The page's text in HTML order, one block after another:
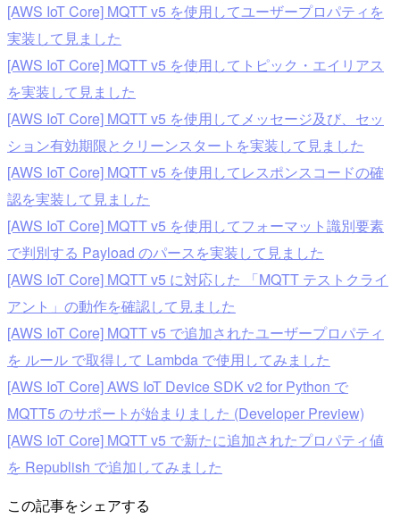
[AWS IoT Core] MQTT v5 を使用してユーザープロパティを
実装して見ました
[AWS IoT Core] MQTT v5 を使用してトピック・エイリアス
を実装して見ました
[AWS IoT Core] MQTT v5 を使用してメッセージ及び、セッ
ション有効期限とクリーンスタートを実装して見ました
[AWS IoT Core] MQTT v5 を使用してレスポンスコードの確
認を実装して見ました
[AWS IoT Core] MQTT v5 を使用してフォーマット識別要素
で判別する Payload のパースを実装して見ました
[AWS IoT Core] MQTT v5 に対応した 「MQTT テストクライ
アント」の動作を確認して見ました
[AWS IoT Core] MQTT v5 で追加されたユーザープロパティ
を ルール で取得して Lambda で使用してみました
[AWS IoT Core] AWS IoT Device SDK v2 for Python で
MQTT5 のサポートが始まりました (Developer Preview)
[AWS IoT Core] MQTT v5 で新たに追加されたプロパティ値
を Republish で追加してみました
この記事をシェアする